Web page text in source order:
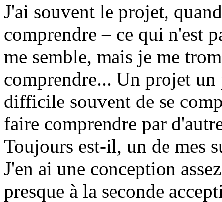
J'ai souvent le projet,
comprendre – ce qui n'est
me semble, mais je me
comprendre... Un projet un
difficile souvent de se
faire comprendre par
Toujours est-il, un de mes
J'en ai une conception
presque à la seconde